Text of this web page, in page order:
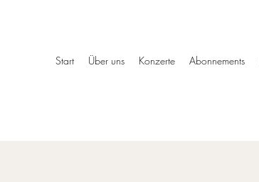
Start Über uns Konzerte Abonnements